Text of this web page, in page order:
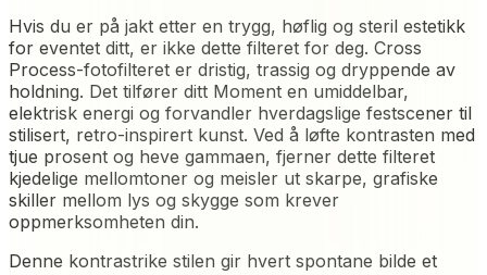
Hvis du er på jakt etter en trygg, høflig og steril estetikk
for eventet ditt, er ikke dette filteret for deg. Cross
Process-fotofilteret er dristig, trassig og dryppende av
holdning. Det tilfører ditt Moment en umiddelbar,
elektrisk energi og forvandler hverdagslige festscener til
stilisert, retro-inspirert kunst. Ved å løfte kontrasten med
tjue prosent og heve gammaen, fjerner dette filteret
kjedelige mellomtoner og meisler ut skarpe, grafiske
skiller mellom lys og skygge som krever
oppmerksomheten din.
Denne kontrastrike stilen gir hvert spontane bilde et